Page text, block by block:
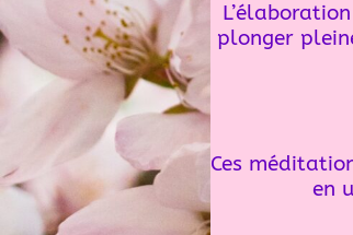
plonger
Ces
en